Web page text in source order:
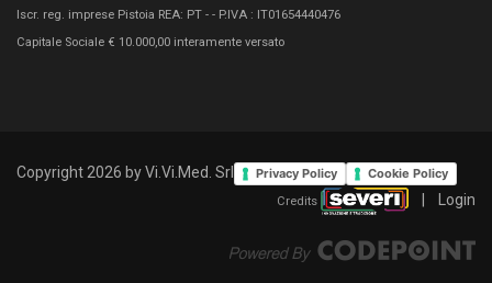
Iscr. reg. imprese Pistoia REA: PT - - P.IVA : IT01654440476
Capitale Sociale € 10.000,00 interamente versato
Copyright 2026 by Vi.Vi.Med. Srl Privacy Policy Cookie Policy
Credits Login